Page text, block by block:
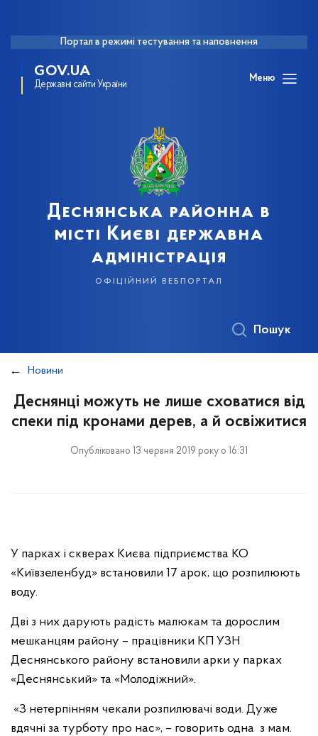
Портал в режимі тестування та наповнення
GOV.UA
Державні сайти України
Меню
Деснянська районна в
місті Києві державна
адміністрація
офіційний вебпортал
Пошук
Новини
Деснянці можуть не лише сховатися від
спеки під кронами дерев, а й освіжитися
Опубліковано 13 червня 2019 року о 16:31
У парках і скверах Києва підприємства КО
«Київзеленбуд» встановили 17 арок, що розпилюють
воду.
Дві з них дарують радість малюкам та дорослим
мешканцям району – працівники КП УЗН
Деснянського району встановили арки у парках
«Деснянський» та «Молодіжний».
«З нетерпінням чекали розпилювачі води. Дуже
вдячні за турботу про нас», – говорить одна з мам.